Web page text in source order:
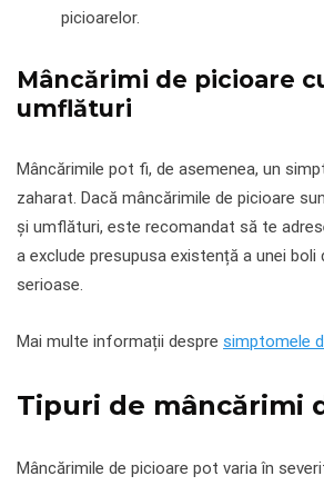
picioarelor.
Mâncărimi de picioare
umflături
Mâncărimile pot fi, de asemenea, un
zaharat. Dacă mâncărimile de picioare
și umflături, este recomandat să te
a exclude presupusa existență a unei
serioase.
Mai multe informații despre simptomele
Tipuri de mâncărimi
Mâncărimile de picioare pot varia în